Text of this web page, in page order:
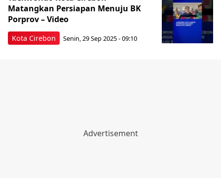
Kota Cirebon
Matangkan Persiapan Menuju BK
Porprov – Video
Senin, 29 Sep 2025 - 09:10